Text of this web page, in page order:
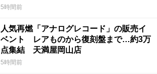
ていて被害結果も非常に重い」
5時間前
人気再燃「アナログレコード」の販売イ
ベント レアものから復刻盤まで…約3万
点集結 天満屋岡山店
5時間前